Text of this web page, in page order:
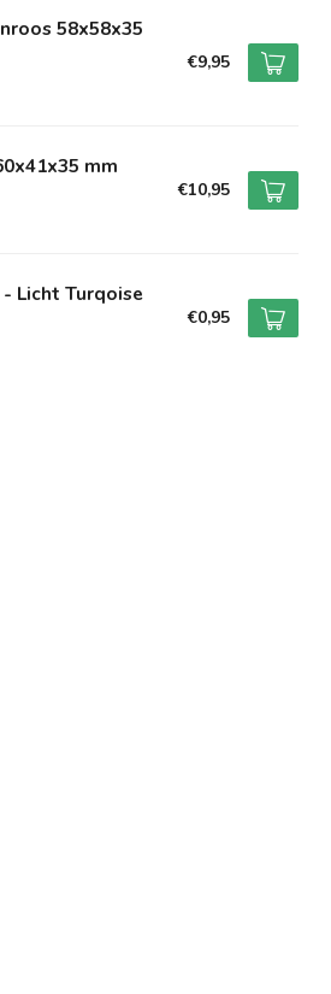
58x58x35
€9,95
mm
€10,95
Licht Turqoise
€0,95